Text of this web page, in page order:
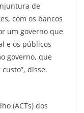
de
com os bancos
um governo que
e os públicos
governo, que
disse.
(ACTs) dos